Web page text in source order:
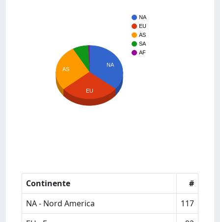
NA
EU
AS
SA
AF
NA
AS
EU
Continente
#
NA - Nord America
117